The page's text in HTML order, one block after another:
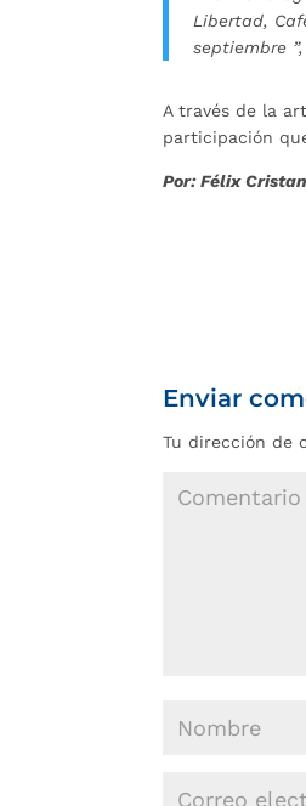
Libertad,
septiembre
A través de la
participación
Por: Félix
Enviar
Tu dirección de